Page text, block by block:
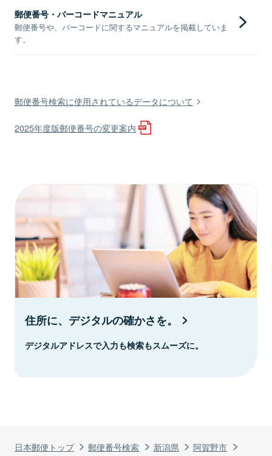
日本郵便トップ 郵便番号検索 新潟県
阿賀野市
郵便番号・バーコードマニュアル
郵便番号や、バーコードに関するマニュアルを掲載していま
す。
郵便番号検索に使用されているデータについて
2025年度版郵便番号の変更案内
住所に、デジタルの確かさを。
デジタルアドレスで入力も検索もスムーズに。